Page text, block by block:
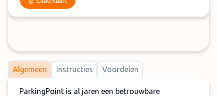
Algemeen Instructies Voordelen
ParkingPoint is al jaren een betrouwbare